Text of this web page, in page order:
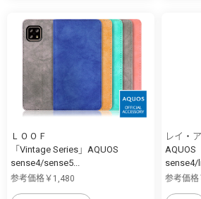
ＬＯＯＦ
「Vintage Series」AQUOS
sense4/sense5...
参考価格￥1,480
レイ・
AQUOS
sense4/
ﾘ...
参考価格